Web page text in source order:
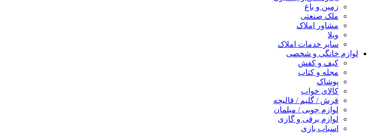
زمین و باغ
ملک صنعتی
مشاور املاک
ویلا
سایر خدمات املاک
لوازم خانگی و شخصی
کیف و کفش
مجله و کتاب
پوشاک
کالای خواب
فرش / گلیم / قالیچه
لوازم چوبی / مبلمان
لوازم برقی و گازی
اسباب بازی